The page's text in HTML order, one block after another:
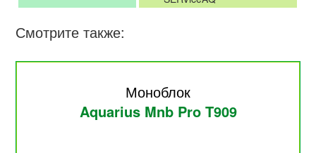
Смотрите также:
Моноблок
Aquarius Mnb Pro T909